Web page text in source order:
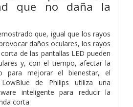
que no daña la
que, igual que los rayos
daños oculares, los rayos
de las pantallas LED pueden
y, con el tiempo, afectar la
para mejorar el bienestar, el
de Philips utiliza una
inteligente para reducir la
corta